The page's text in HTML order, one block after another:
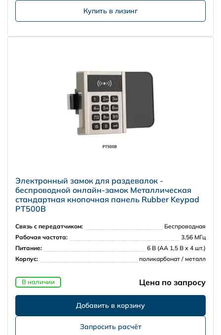
Купить в лизинг
Электронный замок для раздевалок -
беспроводной онлайн-замок Металлическая
стандартная кнопочная панель Rubber Keypad
PT500B
Связь с передатчиком:
Беспроводная
Рабочая частота:
3,56 МГц
Питание:
6 В (АА 1,5 В х 4 шт.)
Корпус:
поликарбонат / металл
В наличии Цена по запросу
Запросить расчёт